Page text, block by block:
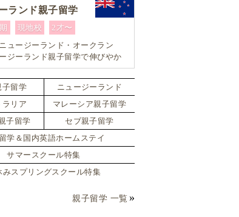
ランド親子留学
現地校
2才〜
ュージーランド・オークラン
ジーランド親子留学で伸びやか
。10歳以上であれば小学生でも
なスペシャルプラン！！
子留学
ニュージーランド
ラリア
マレーシア親子留学
子留学
セブ親子留学
学＆国内英語ホームステイ
サマースクール特集
みスプリングスクール特集
親子留学 一覧